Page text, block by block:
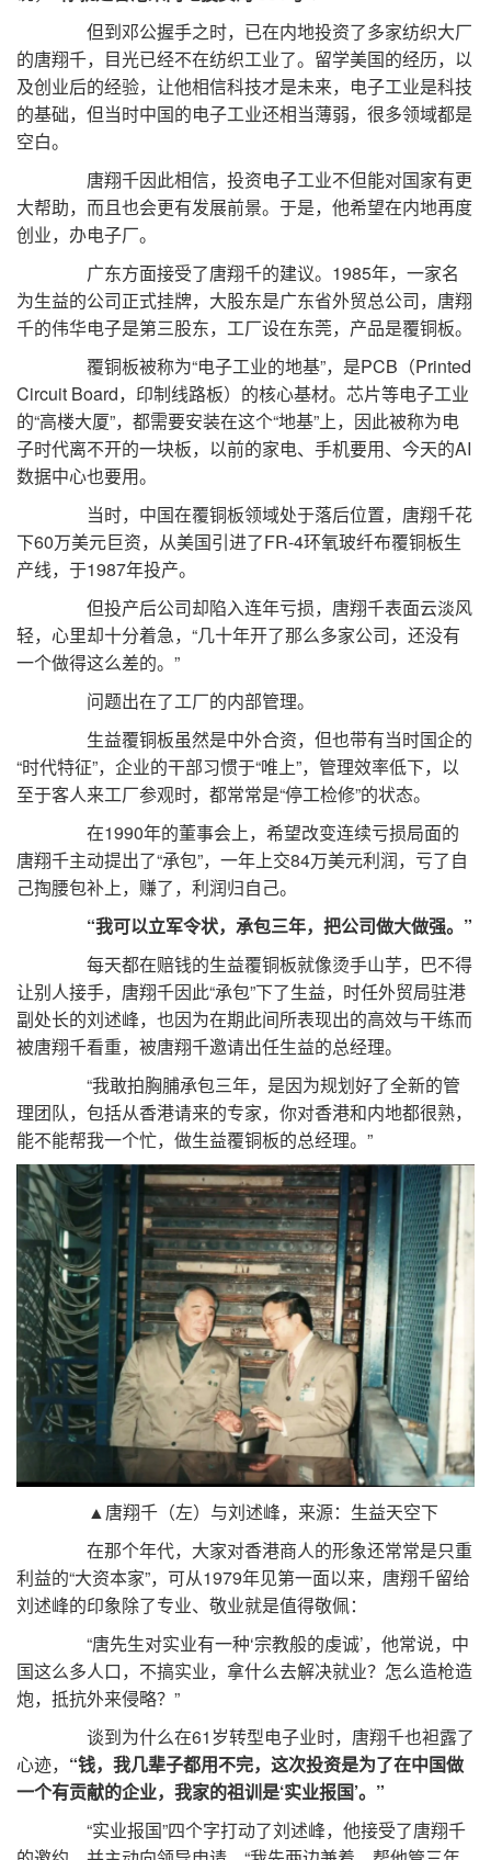
但到邓公握手之时，已在内地投资了多家纺织大厂
的唐翔千，目光已经不在纺织工业了。留学美国的经历，以
及创业后的经验，让他相信科技才是未来，电子工业是科技
的基础，但当时中国的电子工业还相当薄弱，很多领域都是
空白。
唐翔千因此相信，投资电子工业不但能对国家有更
大帮助，而且也会更有发展前景。于是，他希望在内地再度
创业，办电子厂。
广东方面接受了唐翔千的建议。1985年，一家名
为生益的公司正式挂牌，大股东是广东省外贸总公司，唐翔
千的伟华电子是第三股东，工厂设在东莞，产品是覆铜板。
覆铜板被称为“电子工业的地基”，是PCB（Printed
Circuit Board，印制线路板）的核心基材。芯片等电子工业
的“高楼大厦”，都需要安装在这个“地基”上，因此被称为电
子时代离不开的一块板，以前的家电、手机要用、今天的AI
数据中心也要用。
当时，中国在覆铜板领域处于落后位置，唐翔千花
下60万美元巨资，从美国引进了FR-4环氧玻纤布覆铜板生
产线，于1987年投产。
但投产后公司却陷入连年亏损，唐翔千表面云淡风
轻，心里却十分着急，“几十年开了那么多家公司，还没有
一个做得这么差的。”
问题出在了工厂的内部管理。
生益覆铜板虽然是中外合资，但也带有当时国企的
“时代特征”，企业的干部习惯于“唯上”，管理效率低下，以
至于客人来工厂参观时，都常常是“停工检修”的状态。
在1990年的董事会上，希望改变连续亏损局面的
唐翔千主动提出了“承包”，一年上交84万美元利润，亏了自
己掏腰包补上，赚了，利润归自己。
“我可以立军令状，承包三年，把公司做大做强。”
每天都在赔钱的生益覆铜板就像烫手山芋，巴不得
让别人接手，唐翔千因此“承包”下了生益，时任外贸局驻港
副处长的刘述峰，也因为在期此间所表现出的高效与干练而
被唐翔千看重，被唐翔千邀请出任生益的总经理。
“我敢拍胸脯承包三年，是因为规划好了全新的管
理团队，包括从香港请来的专家，你对香港和内地都很熟，
能不能帮我一个忙，做生益覆铜板的总经理。”
▲唐翔千（左）与刘述峰，来源：生益天空下
在那个年代，大家对香港商人的形象还常常是只重
利益的“大资本家”，可从1979年见第一面以来，唐翔千留给
刘述峰的印象除了专业、敬业就是值得敬佩：
“唐先生对实业有一种‘宗教般的虔诚’，他常说，中
国这么多人口，不搞实业，拿什么去解决就业？怎么造枪造
炮，抵抗外来侵略？”
谈到为什么在61岁转型电子业时，唐翔千也袒露了
心迹， “钱，我几辈子都用不完，这次投资是为了在中国做
一个有贡献的企业，我家的祖训是‘实业报国’。”
“实业报国”四个字打动了刘述峰，他接受了唐翔千